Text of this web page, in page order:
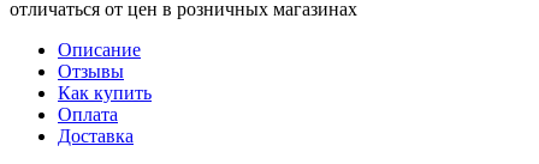
отличаться от цен в розничных магазинах
Описание
Отзывы
Как купить
Оплата
Доставка